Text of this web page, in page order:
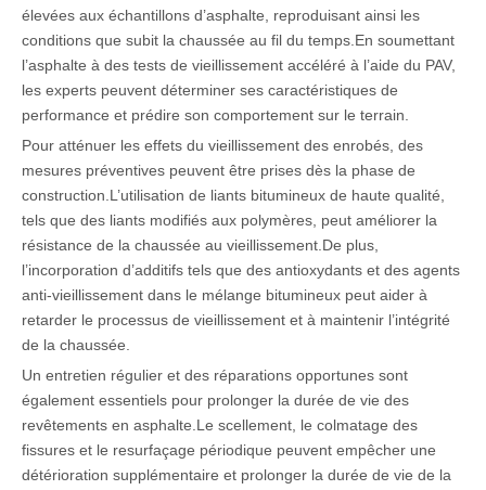
élevées aux échantillons d’asphalte, reproduisant ainsi les
conditions que subit la chaussée au fil du temps.En soumettant
l’asphalte à des tests de vieillissement accéléré à l’aide du PAV,
les experts peuvent déterminer ses caractéristiques de
performance et prédire son comportement sur le terrain.
Pour atténuer les effets du vieillissement des enrobés, des
mesures préventives peuvent être prises dès la phase de
construction.L’utilisation de liants bitumineux de haute qualité,
tels que des liants modifiés aux polymères, peut améliorer la
résistance de la chaussée au vieillissement.De plus,
l’incorporation d’additifs tels que des antioxydants et des agents
anti-vieillissement dans le mélange bitumineux peut aider à
retarder le processus de vieillissement et à maintenir l’intégrité
de la chaussée.
Un entretien régulier et des réparations opportunes sont
également essentiels pour prolonger la durée de vie des
revêtements en asphalte.Le scellement, le colmatage des
fissures et le resurfaçage périodique peuvent empêcher une
détérioration supplémentaire et prolonger la durée de vie de la